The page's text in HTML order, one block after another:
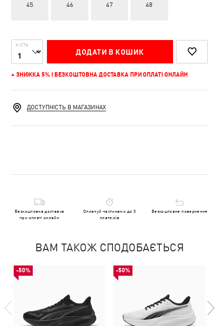
45 46 47 48
К-СТЬ
ДОДАТИ В КОШИК
+ ЗНИЖКА 5% І БЕЗКОШТОВНА ДОСТАВКА ПРИ ОПЛАТІ ОНЛАЙН
ДОСТУПНІСТЬ В МАГАЗИНАХ
Безкоштовна доставка
при оплаті онлайн
Оплачуй частинами до 3
платежів
Безкоштовне повернення
ВАМ ТАКОЖ СПОДОБАЄТЬСЯ
-50% -50%